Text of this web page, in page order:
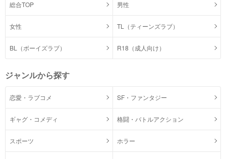
総合TOP 男性
女性 TL（ティーンズラブ）
BL（ボーイズラブ） R18（成人向け）
ジャンルから探す
恋愛・ラブコメ SF・ファンタジー
ギャグ・コメディ 格闘・バトルアクション
スポーツ ホラー